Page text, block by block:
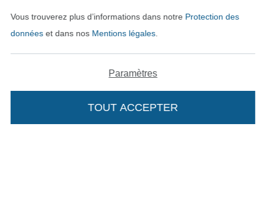
Ajouter à mon panier
Nederlands
Passer à la boutique
Vous trouverez plus d’informations dans notre Protection des
donnéeset dans nos Mentions légales.
Paramètres
TOUT ACCEPTER